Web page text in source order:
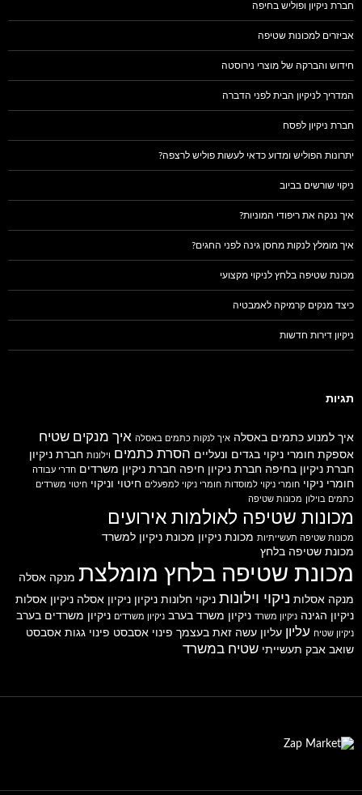
חברת ניקיון ופוליש בחיפה
אביזרים למכונות שטיפה
חידוש והברקה של מוצרי נירוסטה
המדריך לניקיון הבית לפני הדברה
חברת ניקיון לפסח
יתרונות הפוליש ומדוע כדאי לעשות פוליש לרצפה?
ניקוי שורשים בביוב
איך ננקה את ריפודי המוניות?
איך מומלץ לנקות מחסן גינה לפני החגים?
מכונת שטיפה בלחץ לניקוי מקצועי
כיצד מנקים קרמיקה לאמבטיה
ניקיון דירות חדשות
תגיות
איך למנוע כתמים באסלה איך לנקות כתמים באסלה איך מנקים שטיח
אספקת חומרי ניקוי בגדים ונעליים הסרת כתמים וילונות חברת ניקיון
חברת ניקיון בחיפה חברת ניקיון חיפה חברת ניקיון משרדים חדרי עבודה
חומרי ניקוי חומרי ניקוי למוסדות חומרי ניקוי למפעלים חיטוי וניקוי חיטוי משרדים
כתמים בוילון
מכונות שטיפה
מכונות שטיפה לאולמות אירועים
מכונות שטיפה תעשייתיות מכונת ניקיון מכונת ניקיון למשרד
מכונת שטיפה בלחץ
מכונת שטיפה בלחץ מומלצת מנקה אסלה
מנקה אסלות ניקוי וילונות ניקוי חלונות ניקיון ניקיון אסלה ניקיון אסלות
ניקיון הגינה ניקיון משרד ניקיון משרד בערב ניקיון משרדים ניקיון משרדים בערב
ניקיון שטיח עליון עליון עשה זאת בעצמך פינוי אסבסט פינוי גגות אסבסט
שואב אבק תעשייתי שטיח במשרד